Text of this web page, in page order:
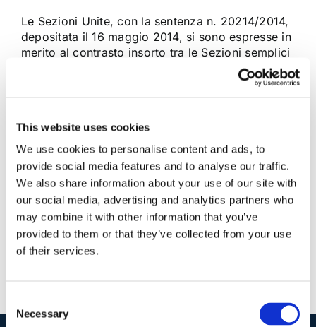
This website uses cookies
We use cookies to personalise content and ads, to
provide social media features and to analyse our traffic.
We also share information about your use of our site with
our social media, advertising and analytics partners who
may combine it with other information that you’ve
provided to them or that they’ve collected from your use
of their services.
Selection
Necessary
Le Sezioni Unite, con la sentenza n. 20214/2014,
depositata il 16 maggio 2014, si sono espresse in
merito al contrasto insorto tra le Sezioni semplici
della Corte di Cassazione, circa il termine entro il
quale richiedere tempestivamente il giudizio
26 Giugno 2014 | Articoli,Diritto Penale | 0 Commenti
Continua a leggere